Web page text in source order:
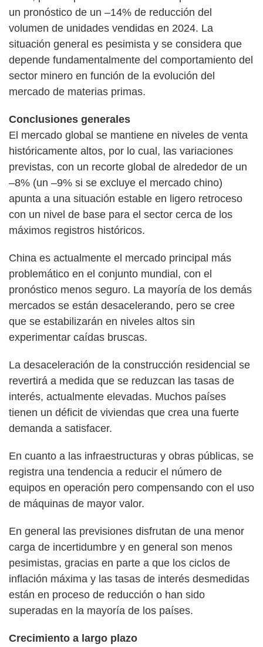
un pronóstico de un –14% de reducción del
volumen de unidades vendidas en 2024. La
situación general es pesimista y se considera que
depende fundamentalmente del comportamiento del
sector minero en función de la evolución del
mercado de materias primas.
Conclusiones generales
El mercado global se mantiene en niveles de venta
históricamente altos, por lo cual, las variaciones
previstas, con un recorte global de alrededor de un
–8% (un –9% si se excluye el mercado chino)
apunta a una situación estable en ligero retroceso
con un nivel de base para el sector cerca de los
máximos registros históricos.
China es actualmente el mercado principal más
problemático en el conjunto mundial, con el
pronóstico menos seguro. La mayoría de los demás
mercados se están desacelerando, pero se cree
que se estabilizarán en niveles altos sin
experimentar caídas bruscas.
La desaceleración de la construcción residencial se
revertirá a medida que se reduzcan las tasas de
interés, actualmente elevadas. Muchos países
tienen un déficit de viviendas que crea una fuerte
demanda a satisfacer.
En cuanto a las infraestructuras y obras públicas, se
registra una tendencia a reducir el número de
equipos en operación pero compensando con el uso
de máquinas de mayor valor.
En general las previsiones disfrutan de una menor
carga de incertidumbre y en general son menos
pesimistas, gracias en parte a que los ciclos de
inflación máxima y las tasas de interés desmedidas
están en proceso de reducción o han sido
superadas en la mayoría de los países.
Crecimiento a largo plazo